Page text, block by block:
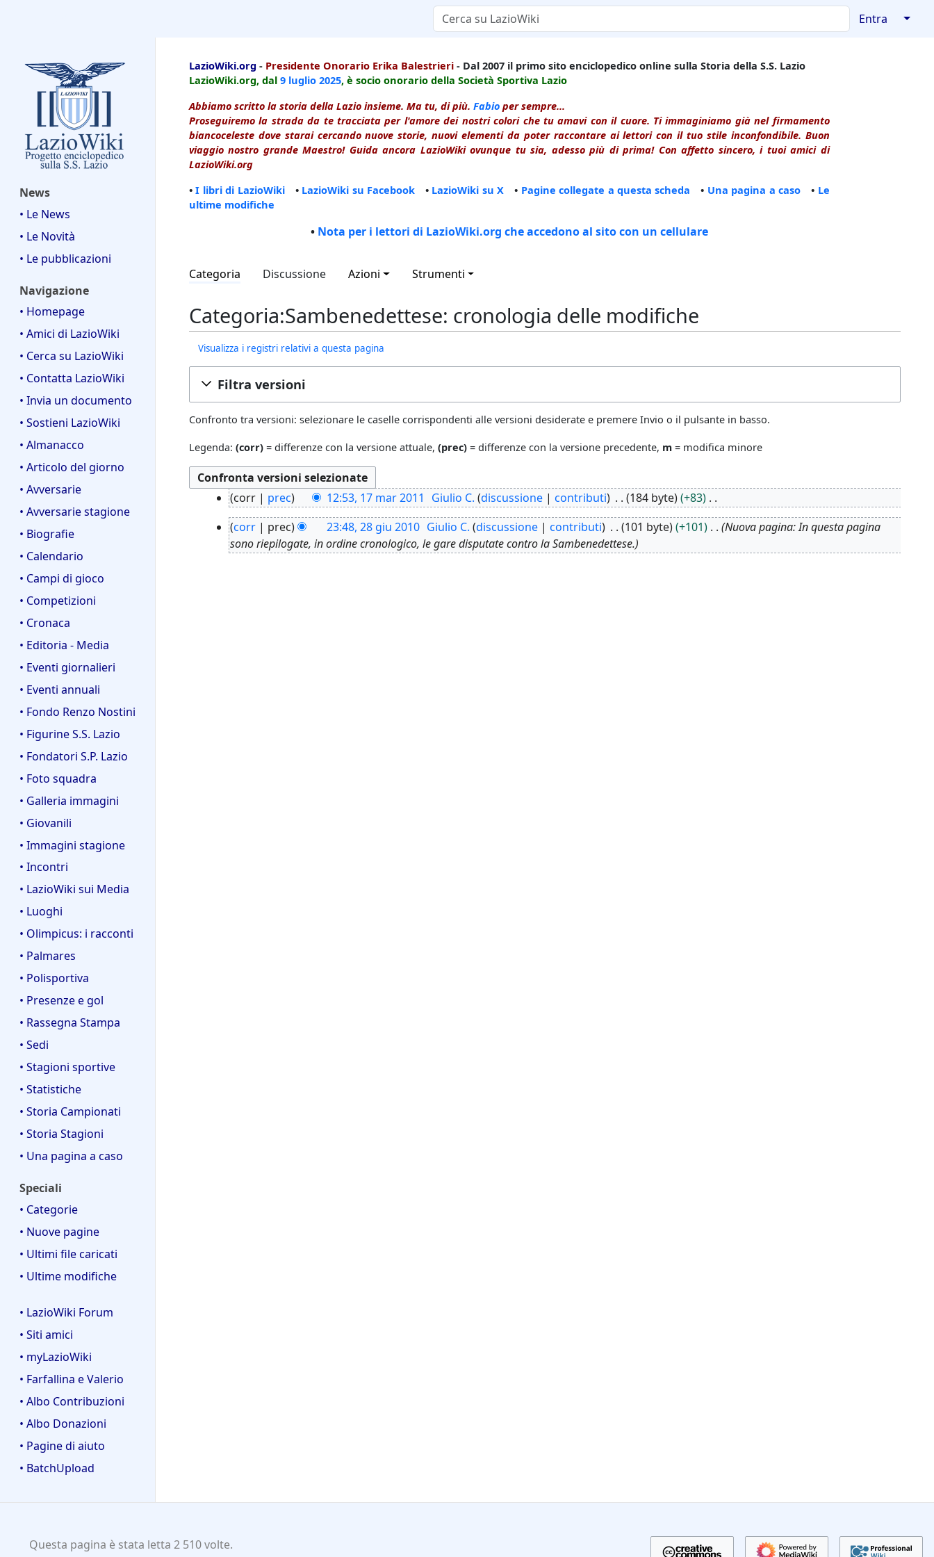
Entra ↓
News
• Le News
• Le Novità
• Le pubblicazioni
Navigazione
• Homepage
• Amici di LazioWiki
• Cerca su LazioWiki
• Contatta LazioWiki
• Invia un documento
• Sostieni LazioWiki
• Almanacco
• Articolo del giorno
• Avversarie
• Avversarie stagione
• Biografie
• Calendario
• Campi di gioco
• Competizioni
• Cronaca
• Editoria - Media
• Eventi giornalieri
• Eventi annuali
• Fondo Renzo Nostini
• Figurine S.S. Lazio
• Fondatori S.P. Lazio
• Foto squadra
• Galleria immagini
• Giovanili
• Immagini stagione
• Incontri
• LazioWiki sui Media
• Luoghi
• Olimpicus: i racconti
• Palmares
• Polisportiva
• Presenze e gol
• Rassegna Stampa
• Sedi
• Stagioni sportive
• Statistiche
• Storia Campionati
• Storia Stagioni
• Una pagina a caso
Speciali
• Categorie
• Nuove pagine
• Ultimi file caricati
• Ultime modifiche
• LazioWiki Forum
• Siti amici
• myLazioWiki
• Farfallina e Valerio
• Albo Contribuzioni
• Albo Donazioni
• Pagine di aiuto
• BatchUpload
LazioWiki.org - Presidente Onorario Erika Balestrieri - Dal 2007 il primo sito enciclopedico online sulla Storia della S.S. Lazio
LazioWiki.org, dal 9 luglio 2025, è socio onorario della Società Sportiva Lazio
Abbiamo scritto la storia della Lazio insieme. Ma tu, di più. Fabio per sempre...
Proseguiremo la strada da te tracciata per l'amore dei nostri colori che tu amavi con il cuore. Ti immaginiamo già nel firmamento
biancoceleste dove starai cercando nuove storie, nuovi elementi da poter raccontare ai lettori con il tuo stile inconfondibile. Buon
viaggio nostro grande Maestro! Guida ancora LazioWiki ovunque tu sia, adesso più di prima! Con affetto sincero, i tuoi amici di
LazioWiki.org
•I libri di LazioWiki• LazioWiki su Facebook • LazioWiki su X • Pagine collegate a questa scheda • Una pagina a caso • Le
ultime modifiche
• Nota per i lettori di LazioWiki.org che accedono al sito con un cellulare
Categoria Discussione Azioni Strumenti
Categoria:Sambenedettese: cronologia delle modifiche
Visualizza i registri relativi a questa pagina
Filtra versioni
Confronto tra versioni: selezionare le caselle corrispondenti alle versioni desiderate e premere Invio o il pulsante in basso.
Legenda: (corr) = differenze con la versione attuale, (prec) = differenze con la versione precedente, m = modifica minore
corr prec 12:53, 17 mar 2011 Giulio C. discussione contributi 184 byte
+83
N
e
s
corr prec 23:48, 28 giu 2010 Giulio C. discussione contributi 101 byte +101
Nuova pagina: In questa pagina
sono riepilogate, in ordine cronologico, le gare disputate contro la Sambenedettese.
Questa pagina è stata letta 2 510 volte.